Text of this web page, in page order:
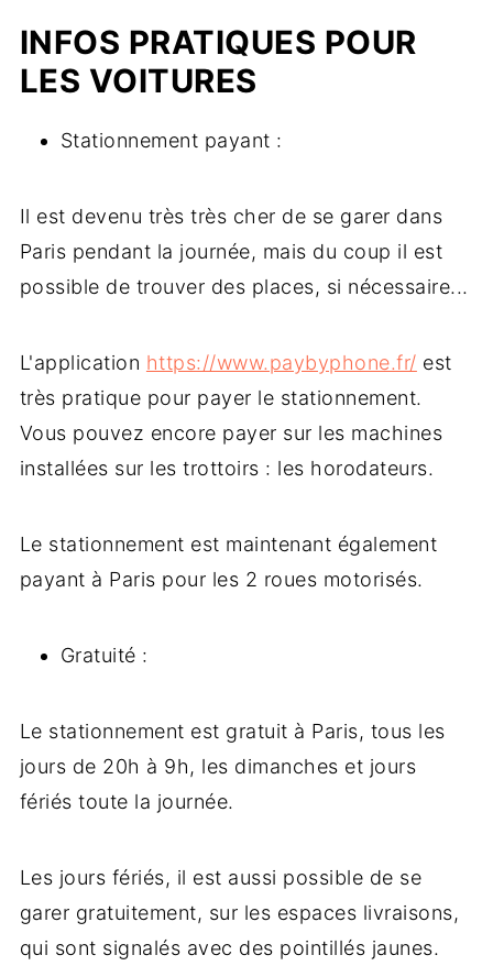
INFOS PRATIQUES POUR
LES VOITURES
Stationnement payant :
Il est devenu très très cher de se garer dans
Paris pendant la journée, mais du coup il est
possible de trouver des places, si nécessaire...
L'application https://www.paybyphone.fr/ est
très pratique pour payer le stationnement.
Vous pouvez encore payer sur les machines
installées sur les trottoirs : les horodateurs.
Le stationnement est maintenant également
payant à Paris pour les 2 roues motorisés.
Gratuité :
Le stationnement est gratuit à Paris, tous les
jours de 20h à 9h, les dimanches et jours
fériés toute la journée.
Les jours fériés, il est aussi possible de se
garer gratuitement, sur les espaces livraisons,
qui sont signalés avec des pointillés jaunes.